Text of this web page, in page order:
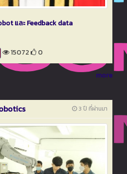
และ Feedback data
15072 0
more
3 ปี ที่ผ่านมา